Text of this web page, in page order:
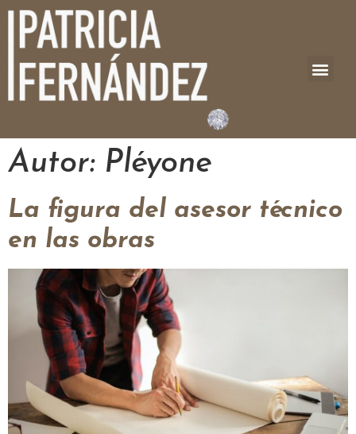
Autor: Pléyone
La figura del asesor técnico
en las obras